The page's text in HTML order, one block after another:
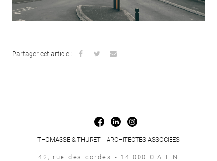
Partager cet article :
THOMASSE & THURET _ ARCHITECTES ASSOCIEES
42, rue des cordes - 14 000 C A E N